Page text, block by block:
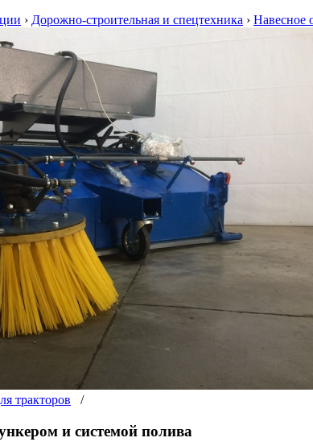
› Дорожно-строительная и спецтехника › Навесное
тракторов /
и системой полива